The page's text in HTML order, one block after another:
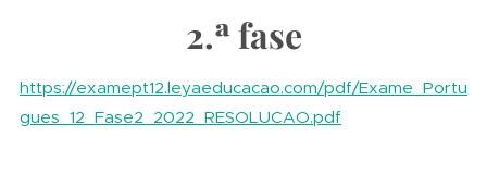
2.ª fase
https://examept12.leyaeducacao.com/pdf/Exame_Portu
gues_12_Fase2_2022_RESOLUCAO.pdf